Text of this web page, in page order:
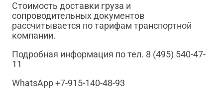
Стоимость доставки груза и
сопроводительных документов
рассчитывается по тарифам транспортной
компании.
Подробная информация по тел. 8 (495) 540-47-
11
WhatsApp +7-915-140-48-93